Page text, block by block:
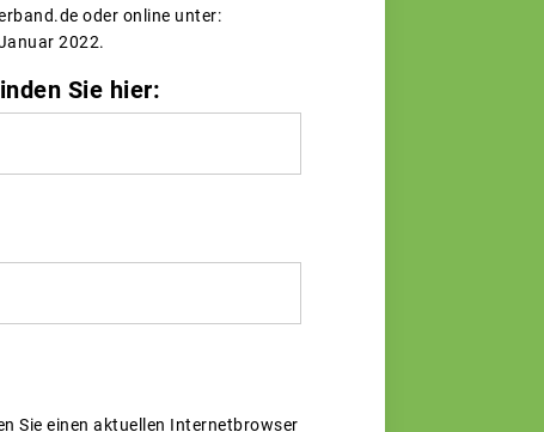
oder online unter:
2022.
Sie hier:
Sie einen aktuellen Internetbrowser